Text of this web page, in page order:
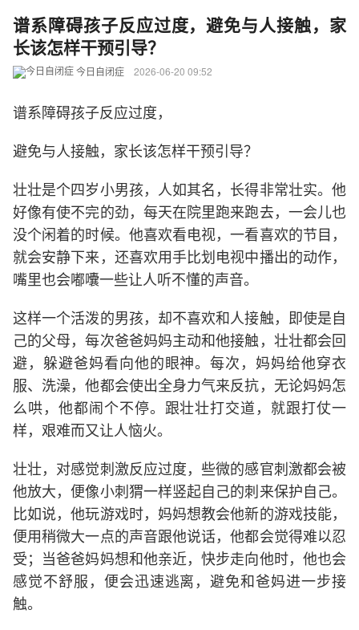
谱系障碍孩子反应过度，避免与人接触，家
长该怎样干预引导？
今日自闭症 2026-06-20 09:52
谱系障碍孩子反应过度，
避免与人接触，家长该怎样干预引导？
壮壮是个四岁小男孩，人如其名，长得非常壮实。他
好像有使不完的劲，每天在院里跑来跑去，一会儿也
没个闲着的时候。他喜欢看电视，一看喜欢的节目，
就会安静下来，还喜欢用手比划电视中播出的动作，
嘴里也会嘟囔一些让人听不懂的声音。
这样一个活泼的男孩，却不喜欢和人接触，即使是自
己的父母，每次爸爸妈妈主动和他接触，壮壮都会回
避，躲避爸妈看向他的眼神。每次，妈妈给他穿衣
服、洗澡，他都会使出全身力气来反抗，无论妈妈怎
么哄，他都闹个不停。跟壮壮打交道，就跟打仗一
样，艰难而又让人恼火。
壮壮，对感觉刺激反应过度，些微的感官刺激都会被
他放大，便像小刺猬一样竖起自己的刺来保护自己。
比如说，他玩游戏时，妈妈想教会他新的游戏技能，
便用稍微大一点的声音跟他说话，他都会觉得难以忍
受；当爸爸妈妈想和他亲近，快步走向他时，他也会
感觉不舒服，便会迅速逃离，避免和爸妈进一步接
触。